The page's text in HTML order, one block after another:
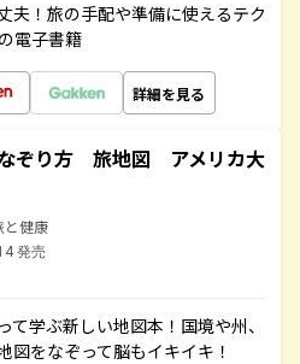
夫！旅の手配や準備に使えるテク
電子書籍
詳細を見る
ぞり方 旅地図 アメリカ大
と健康
発売
学ぶ新しい地図本！国境や州、
図をなぞって脳もイキイキ！